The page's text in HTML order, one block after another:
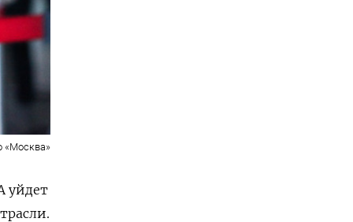
«Москва»
уйдет